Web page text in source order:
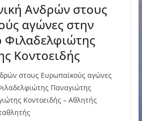
Ανδρών στους
αγώνες στην
Φιλαδελφιώτης
Κοντοειδής
στους Ευρωπαϊκούς αγώνες
Παναγιώτης
Κοντοειδής – Αθλητής